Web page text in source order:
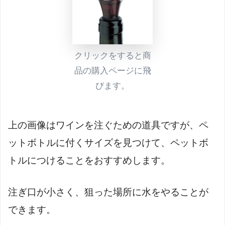
クリックをすると商
品の購入ページに飛
びます。
上の画像はワインを注ぐための道具ですが、ペ
ットボトルに付くサイズを見つけて、ペットボ
トルにつけることをおすすめします。
注ぎ口が小さく、狙った場所に水をやることが
できます。